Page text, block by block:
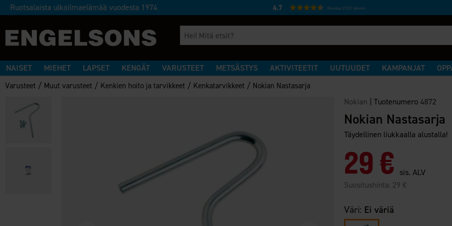
Ruotsalaista ulkoilmaelämää vuodesta 1974 4.7 Perustuu 27231 ääneen
NAISET MIEHET LAPSET KENGÄT VARUSTEET METSÄSTYS AKTIVITEETIT UUTUUDET KAMPANJAT
Varusteet / Muut varusteet / Kenkien hoito ja tarvikkeet / Kenkatarvikkeet / Nokian Nastasarja
Nokian |Tuotenumero 4872
Nokian Nastasarja
Täydellinen liukkaalla alustalla!
29 € sis. ALV
Suositushinta: 29 €
Väri: Ei väriä